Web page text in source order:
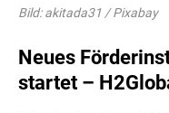
Bild: akitada31 / Pixabay
Neues
startet –